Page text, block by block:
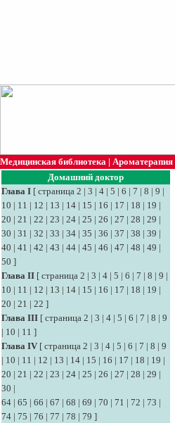
Медицинская библиотека | Ароматерапия
Домашний доктор
Глава I [ страница 2 | 3 | 4 | 5 | 6 | 7 | 8 | 9 |
10 | 11 | 12 | 13 | 14 | 15 | 16 | 17 | 18 | 19 |
20 | 21 | 22 | 23 | 24 | 25 | 26 | 27 | 28 | 29 |
30 | 31 | 32 | 33 | 34 | 35 | 36 | 37 | 38 | 39 |
40 | 41 | 42 | 43 | 44 | 45 | 46 | 47 | 48 | 49 |
50 ]
Глава II [ страница 2 | 3 | 4 | 5 | 6 | 7 | 8 | 9 |
10 | 11 | 12 | 13 | 14 | 15 | 16 | 17 | 18 | 19 |
20 | 21 | 22 ]
Глава III [ страница 2 | 3 | 4 | 5 | 6 | 7 | 8 | 9
| 10 | 11 ]
Глава IV [ страница 2 | 3 | 4 | 5 | 6 | 7 | 8 | 9
| 10 | 11 | 12 | 13 | 14 | 15 | 16 | 17 | 18 | 19 |
20 | 21 | 22 | 23 | 24 | 25 | 26 | 27 | 28 | 29 |
30 |
64 | 65 | 66 | 67 | 68 | 69 | 70 | 71 | 72 | 73 |
74 | 75 | 76 | 77 | 78 | 79 ]